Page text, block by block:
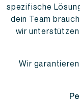
spezifische
dein Team
wir
Wir